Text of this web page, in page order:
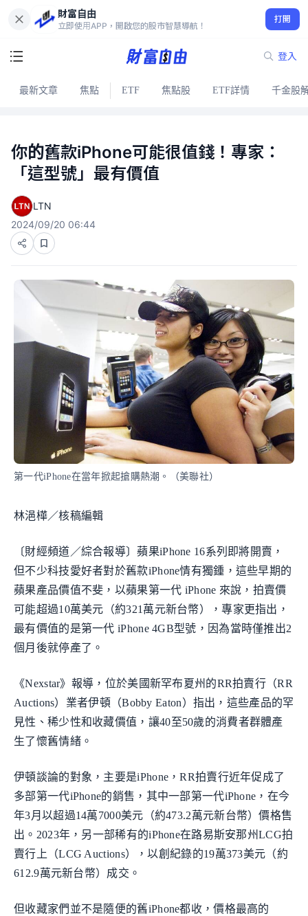
財富自由
立即使用APP，開啟您的股市智慧導航！
打開
登入
最新文章 焦點 ETF 焦點股 ETF詳情 千金股
你的舊款iPhone可能很值錢！專家：
「這型號」最有價值
LTN
2024/09/20 06:44
第一代iPhone在當年掀起搶購熱潮。（美聯社）
林浥樺／核稿編輯
〔財經頻道／綜合報導〕蘋果iPhone 16系列即將開賣，
但不少科技愛好者對於舊款iPhone情有獨鍾，這些早期的
蘋果產品價值不斐，以蘋果第一代 iPhone 來說，拍賣價
可能超過10萬美元（約321萬元新台幣），專家更指出，
最有價值的是第一代 iPhone 4GB型號，因為當時僅推出2
個月後就停產了。
《Nexstar》報導，位於美國新罕布夏州的RR拍賣行（RR
Auctions）業者伊頓（Bobby Eaton）指出，這些產品的罕
見性、稀少性和收藏價值，讓40至50歲的消費者群體產
生了懷舊情緒。
伊頓談論的對象，主要是iPhone，RR拍賣行近年促成了
多部第一代iPhone的銷售，其中一部第一代iPhone，在今
年3月以超過14萬7000美元（約473.2萬元新台幣）價格售
出。2023年，另一部稀有的iPhone在路易斯安那州LCG拍
賣行上（LCG Auctions），以創紀錄的19萬373美元（約
612.9萬元新台幣）成交。
但收藏家們並不是隨便的舊iPhone都收，價格最高的